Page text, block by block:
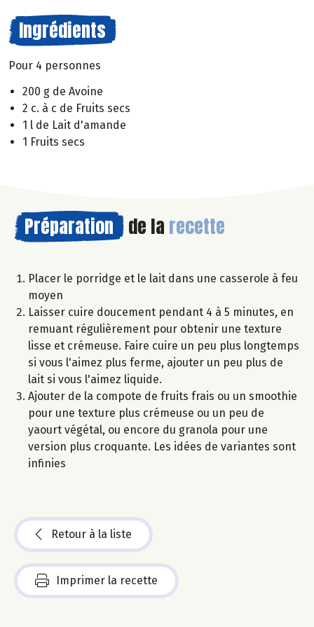
Ingrédients
Pour 4 personnes
200 g de Avoine
2 c. à c de Fruits secs
1 l de Lait d'amande
1 Fruits secs
Préparation de la recette
Placer le porridge et le lait dans une casserole à feu
moyen
Laisser cuire doucement pendant 4 à 5 minutes, en
remuant régulièrement pour obtenir une texture
lisse et crémeuse. Faire cuire un peu plus longtemps
si vous l'aimez plus ferme, ajouter un peu plus de
lait si vous l'aimez liquide.
Ajouter de la compote de fruits frais ou un smoothie
pour une texture plus crémeuse ou un peu de
yaourt végétal, ou encore du granola pour une
version plus croquante. Les idées de variantes sont
infinies
Retour à la liste
Imprimer la recette